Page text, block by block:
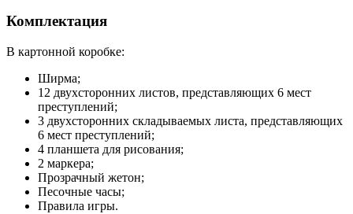
Комплектация
В картонной коробке:
Ширма;
12 двухсторонних листов, представляющих 6 мест
преступлений;
3 двухсторонних складываемых листа, представляющих
6 мест преступлений;
4 планшета для рисования;
2 маркера;
Прозрачный жетон;
Песочные часы;
Правила игры.